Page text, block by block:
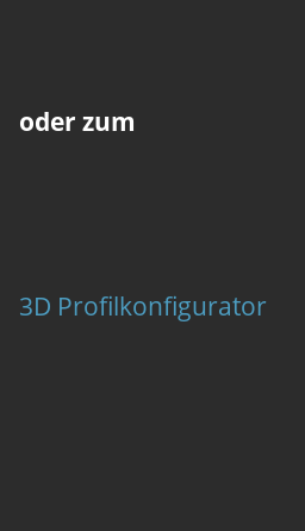
oder zum
3D Profilkonfigurator